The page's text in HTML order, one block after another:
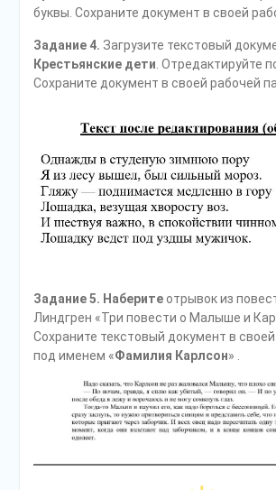
буквы. Сохраните документ в своей
Задание 4. Загрузите текстовый
Крестьянские дети. Отредактируйте
Сохраните документ в своей рабочей
Задание 5. Наберитеотрывок из
Линдгрен «Три повести о Малыше и
Сохраните текстовый документ в
под именем «Фамилия Карлсон» .